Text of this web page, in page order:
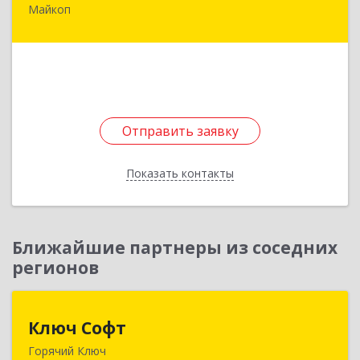
Майкоп
Отправить заявку
Показать контакты
385020, Адыгея Респ, Майкоп г, 8 Марта ул, дом
Отправить заявку
Назад
Ближайшие партнеры из соседних
регионов
Ключ Софт
Горячий Ключ
353287, Краснодарский край, Горячий Ключ г,